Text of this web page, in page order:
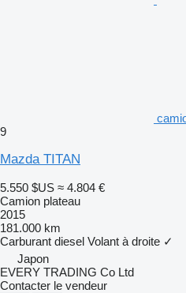
9
Mazda TITAN
5.550 $US ≈ 4.804 €
Camion plateau
2015
181.000 km
Carburant diesel Volant à droite ✓
Japon
EVERY TRADING Co Ltd
Contacter le vendeur